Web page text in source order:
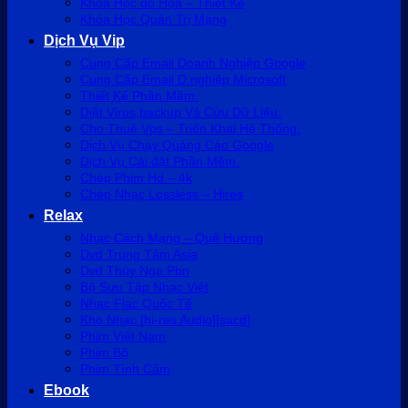
Khóa Học Quản Trị Mạng
Dịch Vụ Vip
Cung Cấp Email Doanh Nghiệp Google
Cung Cấp Email D.nghiệp Microsoft
Thiết Kế Phần Mềm.
Diệt Virus,backup Và Cứu Dữ Liệu.
Cho Thuê Vps – Triển Khai Hệ Thống.
Dịch Vụ Chạy Quảng Cáo Google
Dịch Vụ Cài đặt Phần Mềm.
Chép Phim Hd – 4k
Chép Nhạc Lossless – Hires
Relax
Nhạc Cách Mạng – Quê Hương
Dvd Trung Tâm Asia
Dvd Thúy Nga Pbn
Bộ Sưu Tập Nhạc Việt
Nhạc Flac Quốc Tế
Kho Nhạc [hi-res Audio][sacd]
Phim Việt Nam
Phim Bộ
Phim Tình Cảm
Ebook